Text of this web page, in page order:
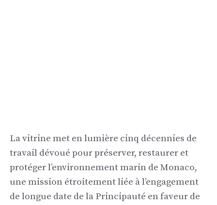
La vitrine met en lumière cinq décennies de
travail dévoué pour préserver, restaurer et
protéger l’environnement marin de Monaco,
une mission étroitement liée à l’engagement
de longue date de la Principauté en faveur de